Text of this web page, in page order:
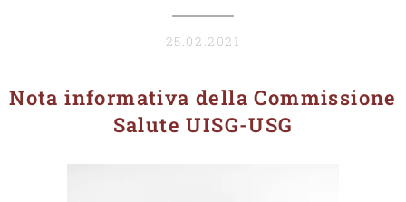
25.02.2021
Nota informativa della Commissione
Salute UISG-USG